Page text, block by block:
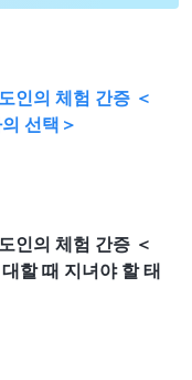
인의 체험 간증 ＜
선택＞
인의 체험 간증 ＜
할 때 지녀야 할 태